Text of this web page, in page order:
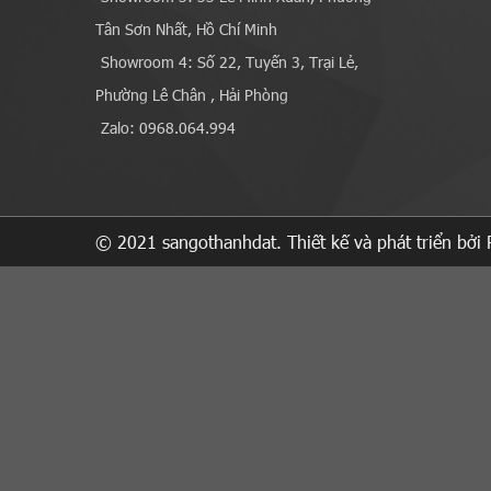
Tân Sơn Nhất, Hồ Chí Minh
Showroom 4: Số 22, Tuyến 3, Trại Lẻ,
Phường Lê Chân , Hải Phòng
Zalo: 0968.064.994
© 2021 sangothanhdat. Thiết kế và phát triển bởi